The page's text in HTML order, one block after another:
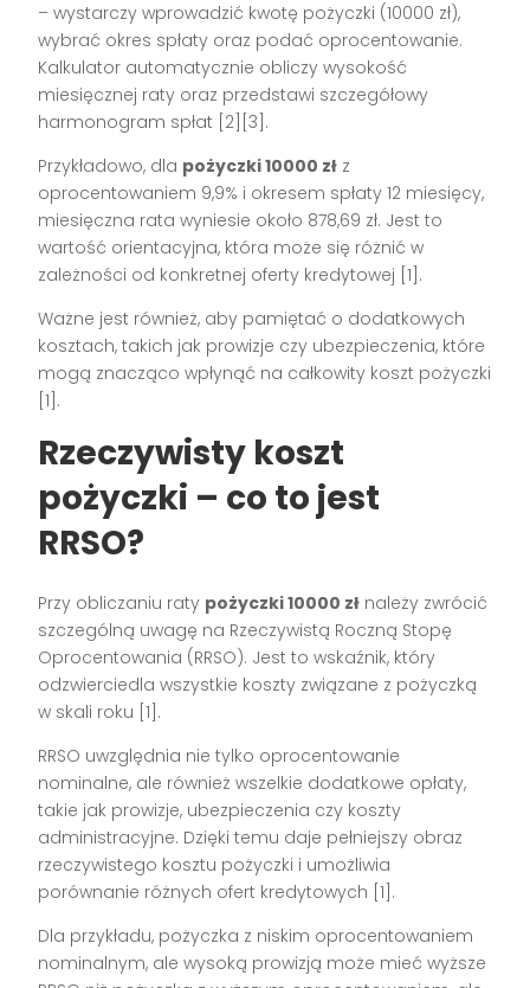
– wystarczy wprowadzić kwotę pożyczki (10000 zł),
wybrać okres spłaty oraz podać oprocentowanie.
Kalkulator automatycznie obliczy wysokość
miesięcznej raty oraz przedstawi szczegółowy
harmonogram spłat [2][3].
Przykładowo, dla pożyczki 10000 zł z
oprocentowaniem 9,9% i okresem spłaty 12 miesięcy,
miesięczna rata wyniesie około 878,69 zł. Jest to
wartość orientacyjna, która może się różnić w
zależności od konkretnej oferty kredytowej [1].
Ważne jest również, aby pamiętać o dodatkowych
kosztach, takich jak prowizje czy ubezpieczenia, które
mogą znacząco wpłynąć na całkowity koszt pożyczki
[1].
Rzeczywisty koszt
pożyczki – co to jest
RRSO?
Przy obliczaniu raty pożyczki 10000 zł należy zwrócić
szczególną uwagę na Rzeczywistą Roczną Stopę
Oprocentowania (RRSO). Jest to wskaźnik, który
odzwierciedla wszystkie koszty związane z pożyczką
w skali roku [1].
RRSO uwzględnia nie tylko oprocentowanie
nominalne, ale również wszelkie dodatkowe opłaty,
takie jak prowizje, ubezpieczenia czy koszty
administracyjne. Dzięki temu daje pełniejszy obraz
rzeczywistego kosztu pożyczki i umożliwia
porównanie różnych ofert kredytowych [1].
Dla przykładu, pożyczka z niskim oprocentowaniem
nominalnym, ale wysoką prowizją może mieć wyższe